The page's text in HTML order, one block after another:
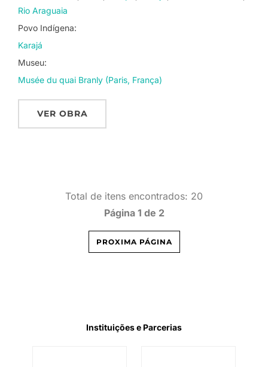
Rio Araguaia
Povo Indígena:
Karajá
Museu:
Musée du quai Branly (Paris, França)
VER OBRA
Total de itens encontrados: 20
Página 1 de 2
PROXIMA PÁGINA
Instituições e Parcerias